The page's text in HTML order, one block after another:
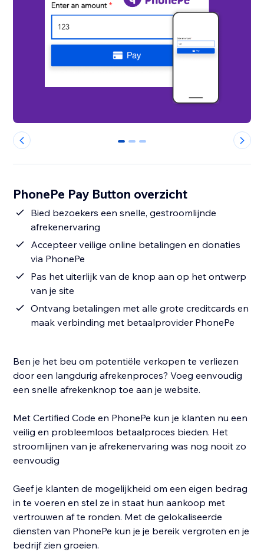
0 1 2
PhonePe Pay Button overzicht
Bied bezoekers een snelle, gestroomlijnde
afrekenervaring
Accepteer veilige online betalingen en donaties
via PhonePe
Pas het uiterlijk van de knop aan op het ontwerp
van je site
Ontvang betalingen met alle grote creditcards en
maak verbinding met betaalprovider PhonePe
Ben je het beu om potentiële verkopen te verliezen
door een langdurig afrekenproces? Voeg eenvoudig
een snelle afrekenknop toe aan je website.
Met Certified Code en PhonePe kun je klanten nu een
veilig en probleemloos betaalproces bieden. Het
stroomlijnen van je afrekenervaring was nog nooit zo
eenvoudig
Geef je klanten de mogelijkheid om een eigen bedrag
in te voeren en stel ze in staat hun aankoop met
vertrouwen af te ronden. Met de gelokaliseerde
diensten van PhonePe kun je je bereik vergroten en je
bedrijf zien groeien.